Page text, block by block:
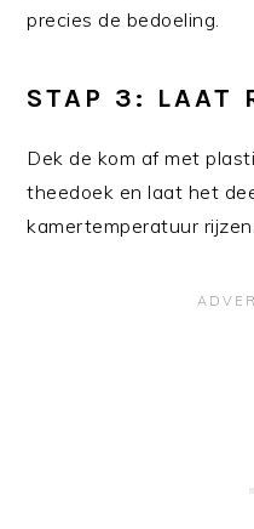
precies de bedoeling.
STAP 3: LAAT
Dek de kom af met
theedoek en laat het
kamertemperatuur rijzen.